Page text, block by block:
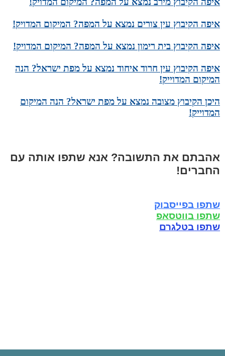
איפה הקיבוץ עין צורים נמצא על המפה? המיקום המדויק!
איפה הקיבוץ בית רימון נמצא על המפה? המיקום המדויק!
איפה הקיבוץ עין חרוד איחוד נמצא על מפת ישראל? הנה
המיקום המדוייק!
היכן הקיבוץ מצובה נמצא על מפת ישראל? הנה המיקום
המדוייק!
אהבתם את התשובה? אנא שתפו אותה עם
החברים!
שתפו בפייסבוק
שתפו בווטסאפ
שתפו בטלגרם